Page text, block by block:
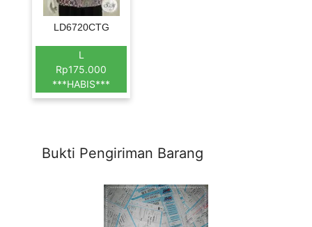
LD6720CTG
L
Rp175.000
***HABIS***
Bukti Pengiriman Barang